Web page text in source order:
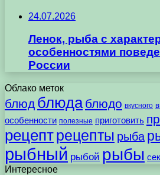
24.07.2026
Ленок, рыба с
особенностями
России
Облако меток
блюд блюда блюдо вкусного
особенности полезные приготовить
рецептрецепты рыба
рыбный рыбой рыбы
Интересное